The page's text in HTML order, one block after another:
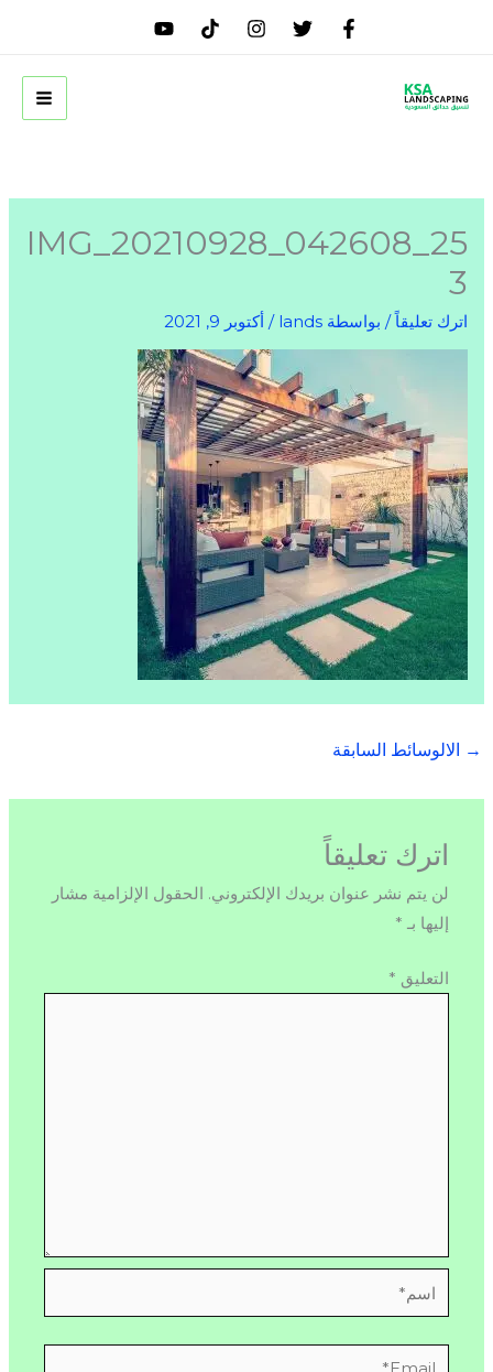
IMG_20210928_042608_25
3
اترك تعليقاً / بواسطة lands
/أكتوبر 9, 2021
→ الالوسائط السابقة
اترك تعليقاً
لن يتم نشر عنوان بريدك الإلكتروني. الحقول الإلزامية مشار
إليها بـ *
التعليق *
اسم*
Email*